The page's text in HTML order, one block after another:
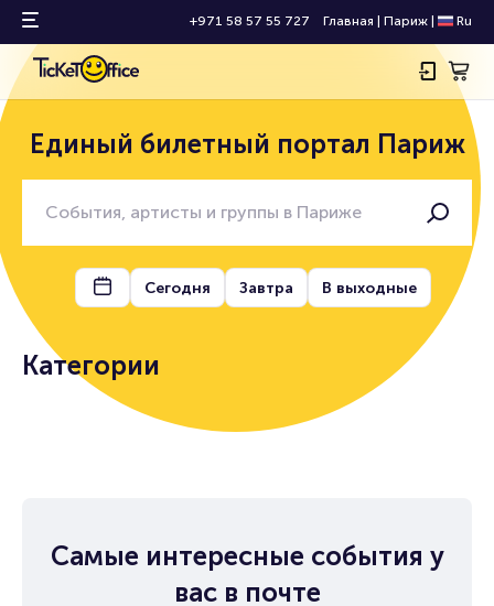
+971 58 57 55 727 Главная Париж Ru
Единый билетный портал Париж
Сегодня Завтра В выходные
Категории
Самые интересные события у
вас в почте